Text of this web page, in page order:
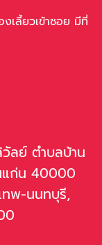
เลี้ยวเข้าซอย มีที่
ลย์ ตำบลบ้าน
แก่น 40000
ทพ-นนทบุรี,